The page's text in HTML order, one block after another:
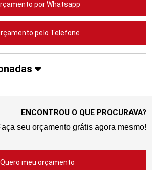
por Whatsapp
pelo Telefone
ENCONTROU O QUE PROCURAVA?
seu orçamento grátis agora mesmo!
Quero meu orçamento